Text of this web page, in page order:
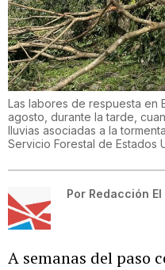
Las labores de respuesta en
agosto, durante la tarde,
lluvias asociadas a la
Servicio Forestal de Estados
Por Redacción
A semanas del paso